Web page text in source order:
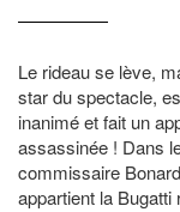
Le rideau se lève,
star du spectacle,
inanimé et fait un
assassinée ! Dans
commissaire
appartient la